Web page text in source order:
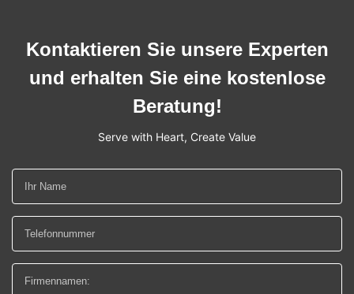
Kontaktieren Sie unsere Experten
und erhalten Sie eine kostenlose
Beratung!
Serve with Heart, Create Value